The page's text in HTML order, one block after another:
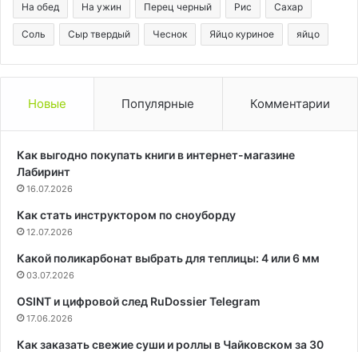
На обед На ужин Перец черный Рис Сахар
Соль Сыр твердый Чеснок Яйцо куриное яйцо
Новые Популярные Комментарии
Как выгодно покупать книги в интернет-магазине
Лабиринт
16.07.2026
Как стать инструктором по сноуборду
12.07.2026
Какой поликарбонат выбрать для теплицы: 4 или 6 мм
03.07.2026
OSINT и цифровой след RuDossier Telegram
17.06.2026
Как заказать свежие суши и роллы в Чайковском за 30